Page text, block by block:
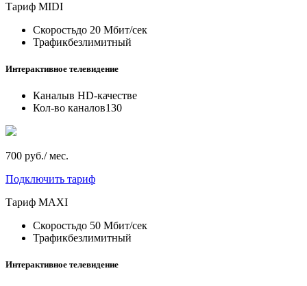
Тариф MIDI
Скоростьдо 20 Мбит/сек
Трафикбезлимитный
Интерактивное телевидение
Каналыв HD-качестве
Кол-во каналов130
700 руб./ мес.
Подключить тариф
Тариф MAXI
Скоростьдо 50 Мбит/сек
Трафикбезлимитный
Интерактивное телевидение